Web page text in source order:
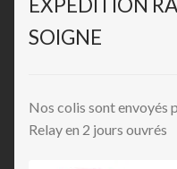
EXPÉDITION
SOIGNE
Nos colis sont envoyés
Relay en 2 jours ouvrés